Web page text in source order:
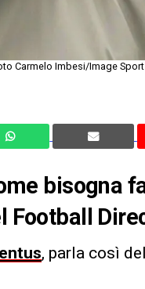
Carmelo Imbesi/Image
bisogna
Football
, parla così